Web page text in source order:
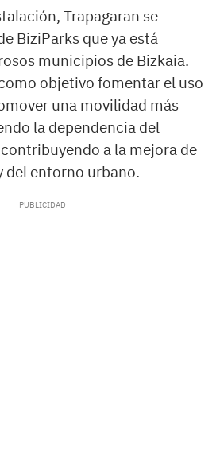
Trapagaran se
BiziParks que ya está
municipios de Bizkaia.
objetivo fomentar el uso
una movilidad más
la dependencia del
a la mejora de
del entorno urbano.